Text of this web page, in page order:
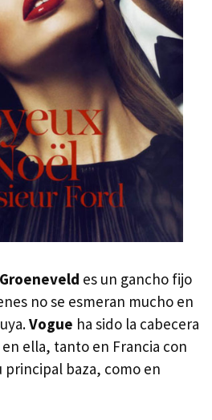
es un gancho fijo
no se esmeran mucho en
Vogue ha sido la cabecera
ella, tanto en Francia con
principal baza, como en